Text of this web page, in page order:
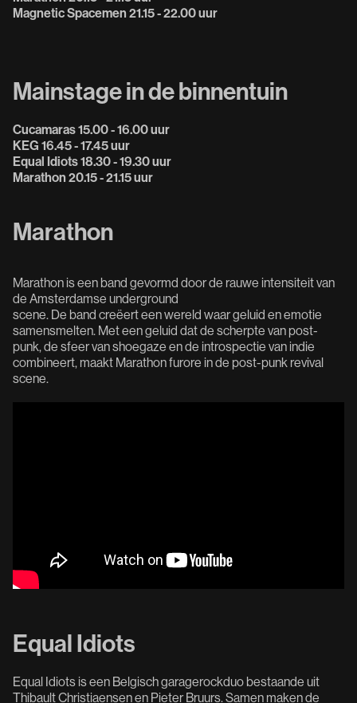
Magnetic Spacemen 21.15 - 22.00 uur
Mainstage in de binnentuin
Cucamaras 15.00 - 16.00 uur
KEG 16.45 - 17.45 uur
Equal Idiots 18.30 - 19.30 uur
Marathon 20.15 - 21.15 uur
Marathon
Marathon is een band gevormd door de rauwe intensiteit van
de Amsterdamse underground
scene. De band creëert een wereld waar geluid en emotie
samensmelten. Met een geluid dat de scherpte van post-
punk, de sfeer van shoegaze en de introspectie van indie
combineert, maakt Marathon furore in de post-punk revival
scene.
Equal Idiots
Equal Idiots is een Belgisch garagerockduo bestaande uit
Thibault Christiaensen en Pieter Bruurs. Samen maken de